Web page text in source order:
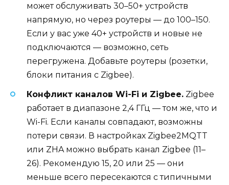
может обслуживать 30–50+ устройств
напрямую, но через роутеры — до 100–150.
Если у вас уже 40+ устройств и новые не
подключаются — возможно, сеть
перегружена. Добавьте роутеры (розетки,
блоки питания с Zigbee).
Конфликт каналов Wi-Fi и Zigbee. Zigbee
работает в диапазоне 2,4 ГГц — том же, что и
Wi-Fi. Если каналы совпадают, возможны
потери связи. В настройках Zigbee2MQTT
или ZHA можно выбрать канал Zigbee (11–
26). Рекомендую 15, 20 или 25 — они
меньше всего пересекаются с типичными